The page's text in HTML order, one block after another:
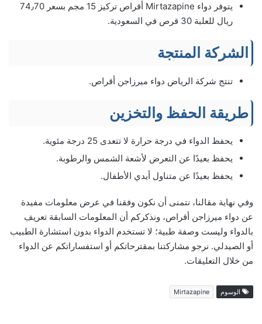
يتوفر دواء Mirtazapine أقراص تركيز 15 مجم بسعر 74٫70
ريال للعلبة 30 قرص في السعودية.
الشركة المنتجة
تنتج شركة الرياض دواء ميرزاجن أقراص.
طريقة الحفظ والتخزين
يحفظ الدواء في درجة حرارة لا تتعدى 25 درجة مئوية.
يحفظ بعيدًا عن التعرض لأشعة الشمس والرطوبة.
يحفظ بعيدًا عن متناول أيدي الأطفال.
وفي نهاية مقالنا، نتمنى أن نكون وفقنا في عرض معلومات مفيدة
عن دواء ميرزاجن أقراص، ونذكركم أن المعلومات السابقة تعريف
بالدواء وليست وصفة طبية؛ لا تستخدم الدواء بدون استشارة الطبيب
أو الصيدلي. نرجو مشاركتنا بمقترحاتكم أو استفساراتكم عن الدواء
من خلال التعليقات.
الوسوم Mirtazapine